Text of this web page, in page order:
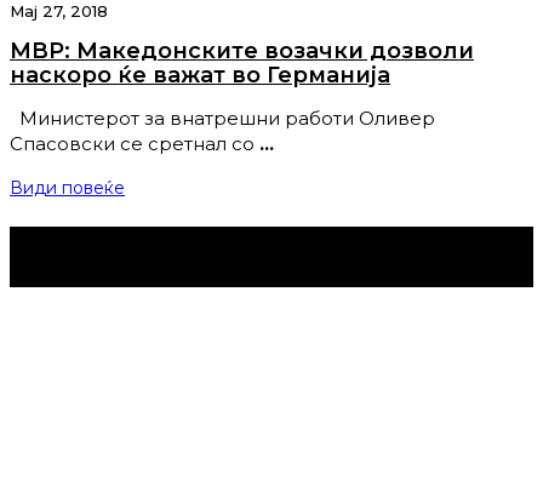
Мај 27, 2018
МВР: Македонските возачки дозволи
наскоро ќе важат во Германија
Министерот за внатрешни работи Оливер
Спасовски се сретнал со …
Види повеќе